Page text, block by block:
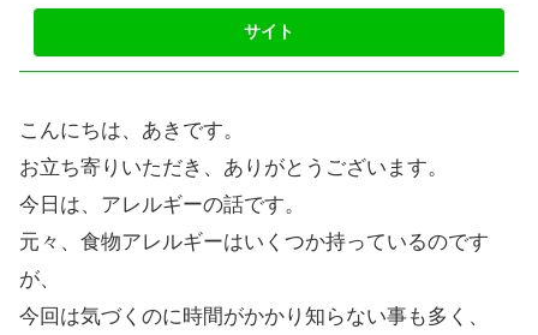
こんにちは、あきです。
お立ち寄りいただき、ありがとうございます。
今日は、アレルギーの話です。
元々、食物アレルギーはいくつか持っているのです
が、
今回は気づくのに時間がかかり知らない事も多く、